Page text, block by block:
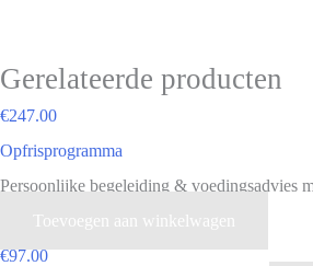
Gerelateerde producten
€247.00
Opfrisprogramma
Persoonlijke begeleiding & voedingsadvies
Toevoegen aan winkelwagen
€97.00